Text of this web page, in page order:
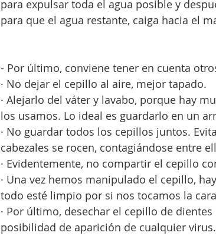
para expulsar toda el agua posible y
para que el agua restante, caiga hacia el
- Por último, conviene tener en cuenta
· No dejar el cepillo al aire, mejor tapado.
· Alejarlo del váter y lavabo, porque hay
los usamos. Lo ideal es guardarlo en un
· No guardar todos los cepillos juntos.
cabezales se rocen, contagiándose entre
· Evidentemente, no compartir el cepillo
· Una vez hemos manipulado el cepillo,
todo esté limpio por si nos tocamos la
· Por último, desechar el cepillo de
posibilidad de aparición de cualquier virus.